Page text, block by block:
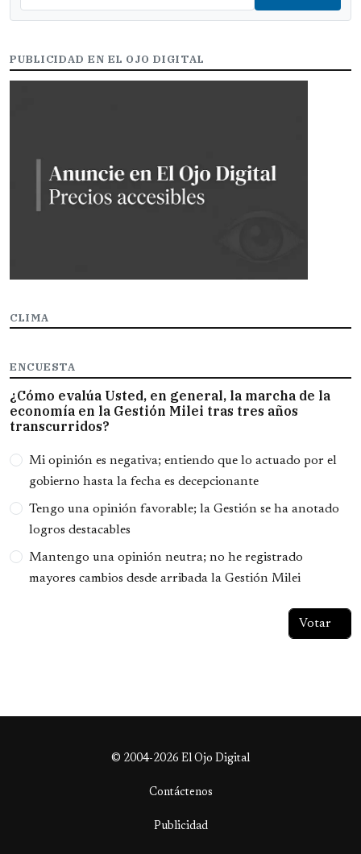
PUBLICIDAD EN EL OJO DIGITAL
CLIMA
ENCUESTA
¿Cómo evalúa Usted, en general, la marcha de la
economía en la Gestión Milei tras tres años
transcurridos?
Opciones
Mi opinión es negativa; entiendo que lo actuado por el
gobierno hasta la fecha es decepcionante
Tengo una opinión favorable; la Gestión se ha anotado
logros destacables
Mantengo una opinión neutra; no he registrado
mayores cambios desde arribada la Gestión Milei
© 2004-2026 El Ojo Digital
Contáctenos
Publicidad